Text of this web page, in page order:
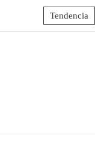
Tendencia